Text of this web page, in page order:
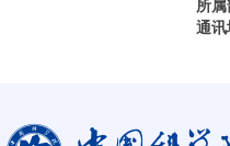
所属
通讯